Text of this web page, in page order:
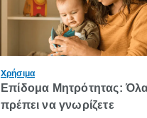
Χρήσιμα
Επίδομα Μητρότητας:
πρέπει να γνωρίζετε